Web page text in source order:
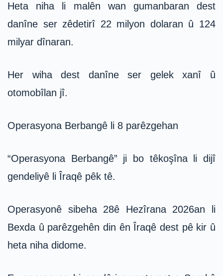
Heta niha li malên wan gumanbaran dest
danîne ser zêdetirî 22 milyon dolaran û 124
milyar dînaran.
Her wiha dest danîne ser gelek xanî û
otomobîlan jî.
Operasyona Berbangê li 8 parêzgehan
“Operasyona Berbangê” ji bo têkoşîna li dijî
gendeliyê li Îraqê pêk tê.
Operasyonê sibeha 28ê Hezîrana 2026an li
Bexda û parêzgehên din ên Îraqê dest pê kir û
heta niha didome.